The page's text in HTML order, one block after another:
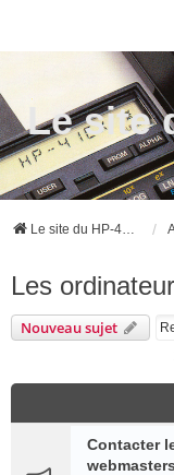
Le site
Le site du HP-41CX
Les
Nouveau sujet
Contacter
webmasters